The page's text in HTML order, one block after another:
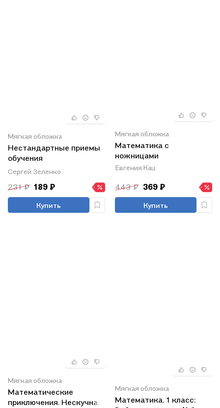
Мягкая обложка
Нестандартные приемы
обучения
счету:кроссворды и
головоломки для
нач.шк.дп
Сергей Зеленко
231 ₽ 189 ₽
Купить
Мягкая обложка
Математика с
ножницами
Евгения Кац
443 ₽ 369 ₽
Купить
Мягкая обложка
Математические
приключения. Нескучная
Мягкая обложка
Математика. 1 класс: